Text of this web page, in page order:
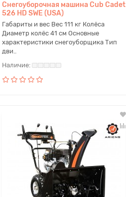
Снегоуборочная машина Cub Cadet
526 HD SWE (USA)
Габариты и вес Вес 111 кг Колёса
Диаметр колёс 41 см Основные
характеристики снегоуборщика Тип
дви..